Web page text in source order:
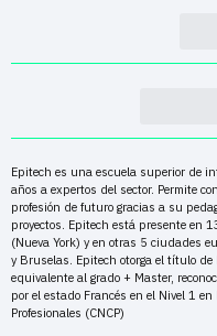
Epitech es una escuela superior de
años a expertos del sector. Permite
profesión de futuro gracias a su
proyectos. Epitech está presente en
(Nueva York) y en otras 5 ciudades
y Bruselas. Epitech otorga el título de
equivalente al grado + Master,
por el estado Francés en el Nivel 1
Profesionales (CNCP)